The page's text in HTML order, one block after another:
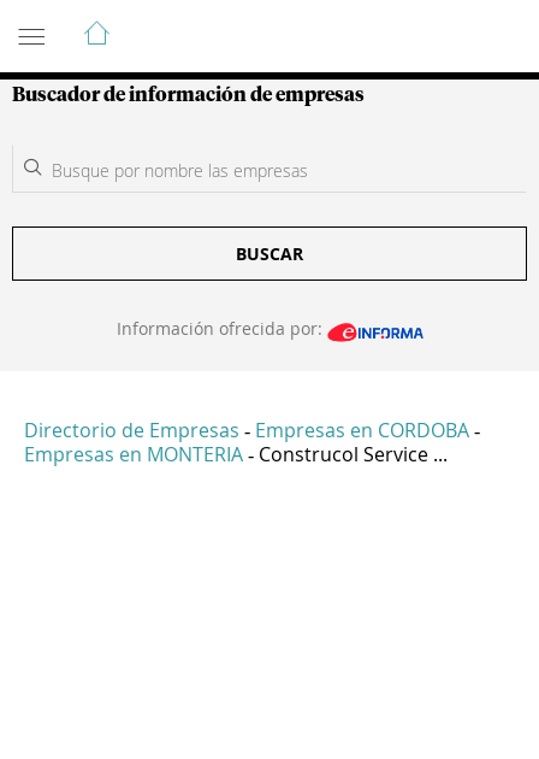
Guía de Empresas Colombianas
Buscador de información de empresas
BUSCAR
Información ofrecida por:
Directorio de Empresas - Empresas en CORDOBA -
Empresas en MONTERIA - Construcol Service ...